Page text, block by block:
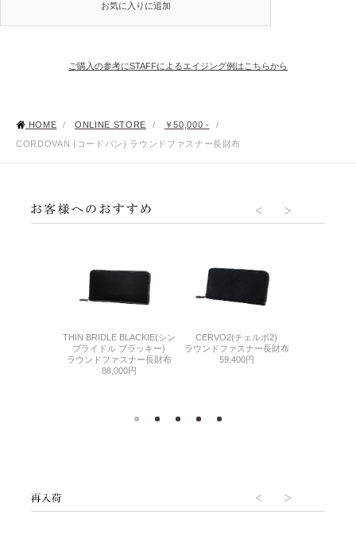
お気に入りに追加
ご購入の参考にSTAFFによるエイジング例はこちらから
HOME / ONLINE STORE / ￥50,000 -
/
CORDOVAN (コードバン) ラウンドファスナー長財布
THIN BRIDLE BLACKIE(シン
ブライドル ブラッキー)
ラウンドファスナー長財布
88,000円
CERVO2(チェルボ2)
ラウンドファスナー長財布
59,400円